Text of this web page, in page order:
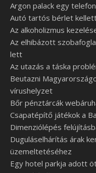
Argon palack egy
Autó tartós bérlet
Az alkoholizmus
Az elhibázott
lett
Az utazás a táska
Beutazni
vírushelyzet
Bőr pénztárcák
Csapatépítő játékok a
Dimenziólépés
Duguláselhárítás árak
üzemeltetéséhez
Egy hotel parkja adott